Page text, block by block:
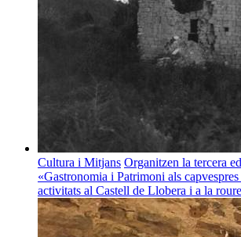
Cultura i Mitjans Organitzen la tercera
«Gastronomia i Patrimoni als capvespres
activitats al Castell de Llobera i a la